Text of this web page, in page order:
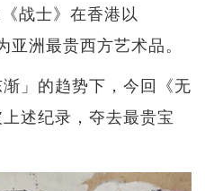
战士》在香港以
洲最贵西方艺术品。
」的趋势下，今回《无
述纪录，夺去最贵宝